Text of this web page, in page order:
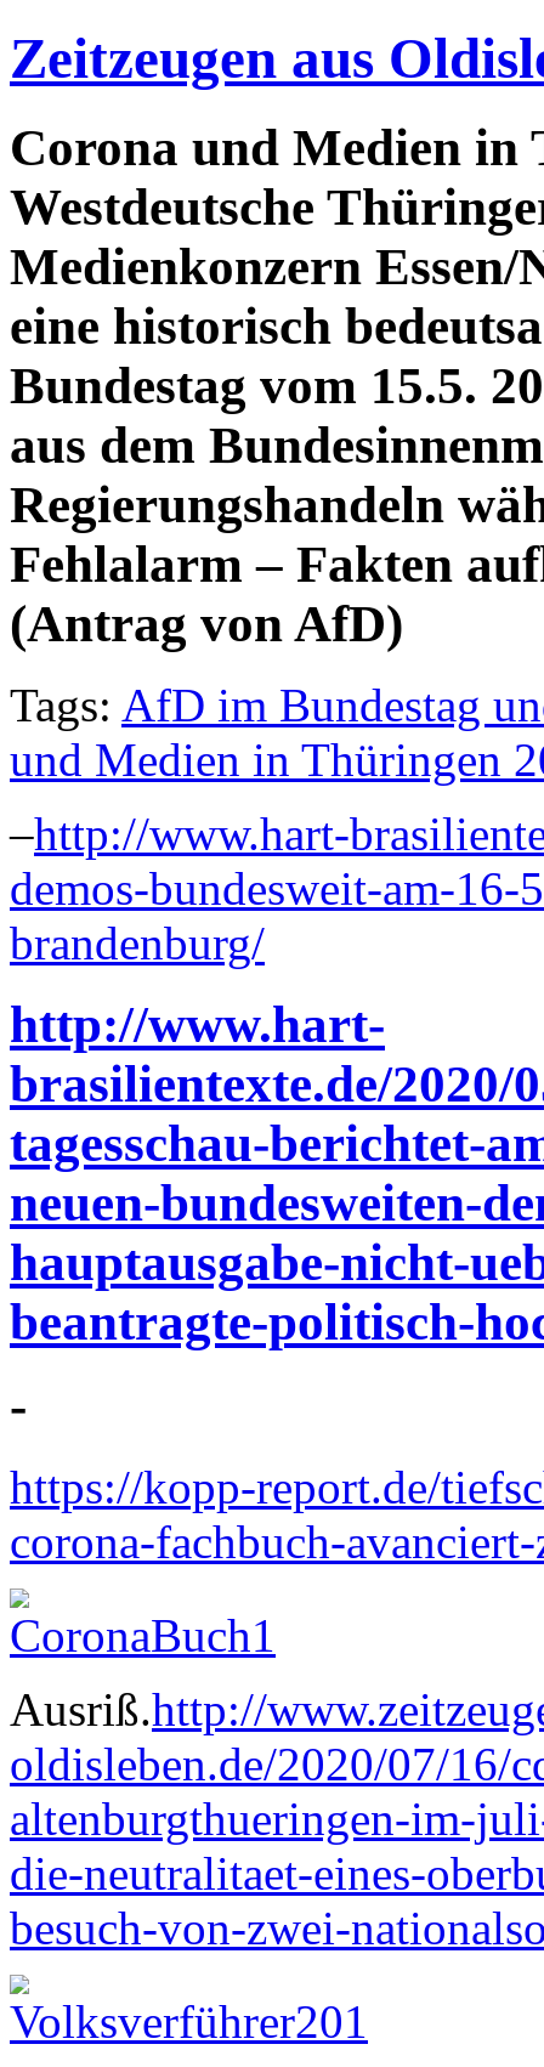
Zeitzeugen aus
Corona und Medien in
Westdeutsche
Medienkonzern
eine historisch
Bundestag vom 15.5.
aus dem
Regierungshandeln
Fehlalarm – Fakten
(Antrag von AfD)
Tags: AfD im Bundestag
und Medien in Thüringen
–http://www.hart-
demos-bundesweit-am-
brandenburg/
http://www.hart-
brasilientexte.de/2020/
tagesschau-berichtet-
neuen-bundesweiten-
hauptausgabe-nicht-
beantragte-politisch-
-
https://kopp-report.de/
corona-fachbuch-
Ausriß.http://
oldisleben.de/2020/07/16/
altenburgthueringen-im-
die-neutralitaet-eines-
besuch-von-zwei-